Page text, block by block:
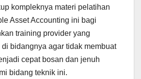
kompleknya materi pelatihan
Asset Accounting ini bagi
training provider yang
bidangnya agar tidak membuat
cepat bosan dan jenuh
bidang teknik ini.